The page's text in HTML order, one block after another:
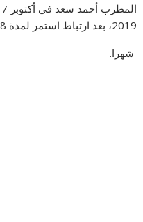
2019، بعد ارتباط استمر لمدة 18 شهرًا.
شهرا.